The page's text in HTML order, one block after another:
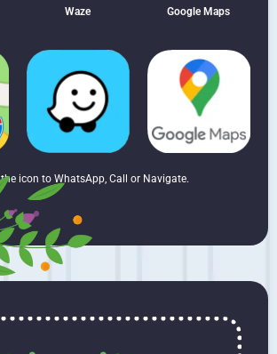
Waze Google Maps
the icon to WhatsApp, Call or Navigate.